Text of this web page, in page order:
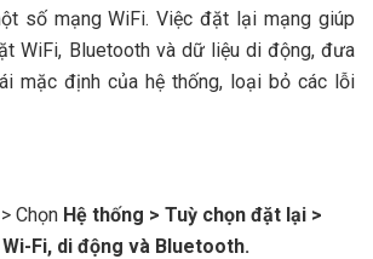
số mạng WiFi. Việc đặt lại mạng giúp
WiFi, Bluetooth và dữ liệu di động, đưa
mặc định của hệ thống, loại bỏ các lỗi
> Chọn Hệ thống > Tuỳ chọn đặt lại >
Fi, di động và Bluetooth.